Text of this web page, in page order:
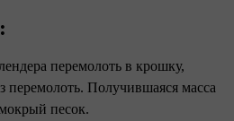
перемолоть в крошку,
перемолоть. Получившаяся масса
песок.